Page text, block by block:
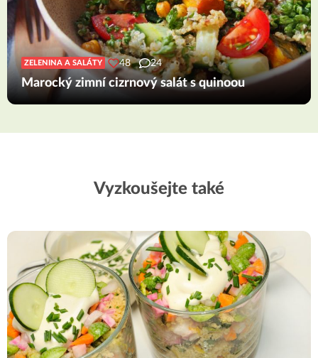
ZELENINA A SALÁTY 48 24
Marocký zimní cizrnový salát s quinoou
Vyzkoušejte také